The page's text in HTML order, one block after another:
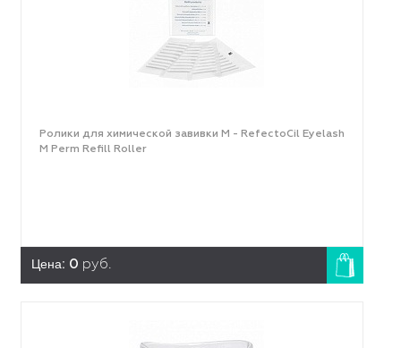
Ролики для химической завивки M - RefectoCil Eyelash
M Perm Refill Roller
Цена: 0 руб.